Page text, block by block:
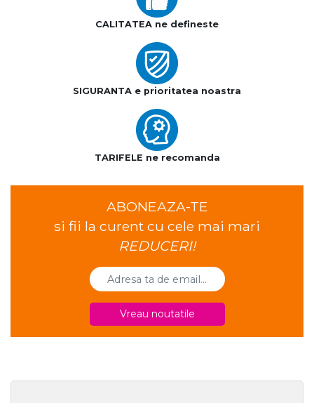
CALITATEA ne defineste
SIGURANTA e prioritatea noastra
TARIFELE ne recomanda
ABONEAZA-TE
si fii la curent cu cele mai mari
REDUCERI!
Vreau noutatile